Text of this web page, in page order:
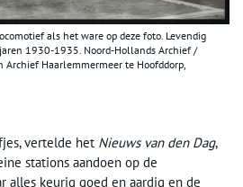
als het ware op deze foto. Levendig
1930-1935. Noord-Hollands Archief /
Haarlemmermeer te Hoofddorp,
vertelde het Nieuws van den Dag,
stations aandoen op de
alles keurig goed en aardig en de